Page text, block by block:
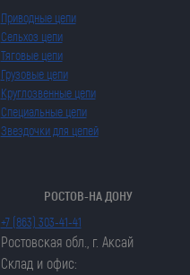
Приводные цепи
Сельхоз цепи
Тяговые цепи
Грузовые цепи
Круглозвенные цепи
Специальные цепи
Звездочки для цепей
РОСТОВ-НА ДОНУ
+7 (863) 303-41-41
Ростовская обл., г. Аксай
Склад и офис: